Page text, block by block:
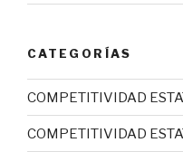
CATEGORÍAS
COMPETITIVIDAD
COMPETITIVIDAD